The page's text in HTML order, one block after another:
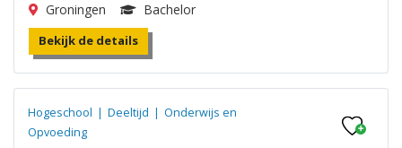
Groningen Bachelor
Bekijk de details
Hogeschool | Deeltijd | Onderwijs en
Opvoeding